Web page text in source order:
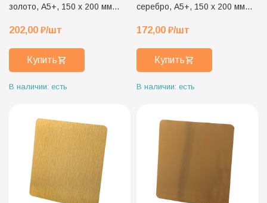
золото, А5+, 150 х 200 мм
202,00 ₽/шт
Купить
В наличии: есть
серебро, А5+, 150 х 200 мм
172,00 ₽/шт
Купить
В наличии: есть